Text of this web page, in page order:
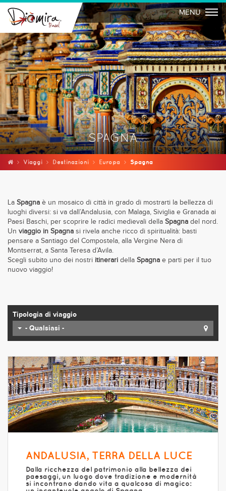
MENU
SPAGNA
Viaggi Destinazioni Europa Spagna
La Spagna è un mosaico di città in grado di mostrarti la bellezza di
luoghi diversi: si va dall’Andalusia, con Malaga, Siviglia e Granada ai
Paesi Baschi, per scoprire le radici medievali della Spagna del nord.
Un viaggio in Spagna si rivela anche ricco di spiritualità: basti
pensare a Santiago del Compostela, alla Vergine Nera di
Montserrat, a Santa Teresa d’Avila.
Scegli subito uno dei nostri itinerari della Spagna e parti per il tuo
nuovo viaggio!
Tipologia di viaggio
- Qualsiasi -
ANDALUSIA, TERRA DELLA LUCE
Dalla ricchezza del patrimonio alla bellezza dei
paesaggi, un luogo dove tradizione e modernità
si incontrano dando vita a qualcosa di magico: